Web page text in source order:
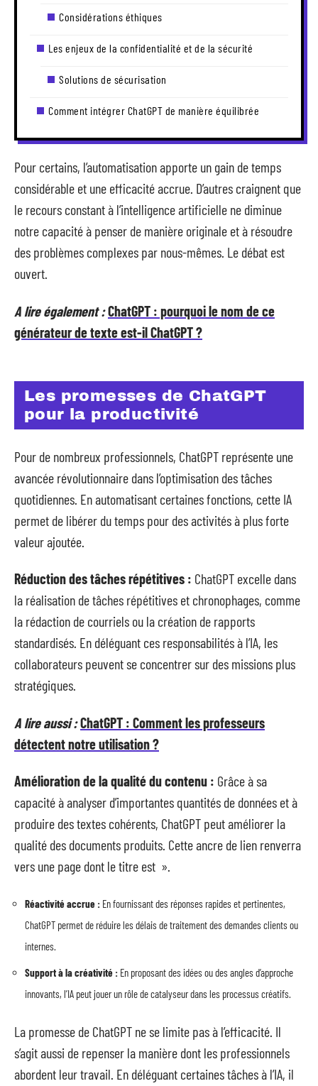
Considérations éthiques
Les enjeux de la confidentialité et de la sécurité
Solutions de sécurisation
Comment intégrer ChatGPT de manière équilibrée
Pour certains, l’automatisation apporte un gain de temps
considérable et une efficacité accrue. D’autres craignent que
le recours constant à l’intelligence artificielle ne diminue
notre capacité à penser de manière originale et à résoudre
des problèmes complexes par nous-mêmes. Le débat est
ouvert.
A lire également :ChatGPT : pourquoi le nom de ce
générateur de texte est-il ChatGPT ?
Les promesses de ChatGPT
pour la productivité
Pour de nombreux professionnels, ChatGPT représente une
avancée révolutionnaire dans l’optimisation des tâches
quotidiennes. En automatisant certaines fonctions, cette IA
permet de libérer du temps pour des activités à plus forte
valeur ajoutée.
Réduction des tâches répétitives : ChatGPT excelle dans
la réalisation de tâches répétitives et chronophages, comme
la rédaction de courriels ou la création de rapports
standardisés. En déléguant ces responsabilités à l’IA, les
collaborateurs peuvent se concentrer sur des missions plus
stratégiques.
A lire aussi :ChatGPT : Comment les professeurs
détectent notre utilisation ?
Amélioration de la qualité du contenu : Grâce à sa
capacité à analyser d’importantes quantités de données et à
produire des textes cohérents, ChatGPT peut améliorer la
qualité des documents produits. Cette ancre de lien renverra
vers une page dont le titre est ».
Réactivité accrue : En fournissant des réponses rapides et pertinentes,
ChatGPT permet de réduire les délais de traitement des demandes clients ou
internes.
Support à la créativité : En proposant des idées ou des angles d’approche
innovants, l’IA peut jouer un rôle de catalyseur dans les processus créatifs.
La promesse de ChatGPT ne se limite pas à l’efficacité. Il
s’agit aussi de repenser la manière dont les professionnels
abordent leur travail. En déléguant certaines tâches à l’IA, il